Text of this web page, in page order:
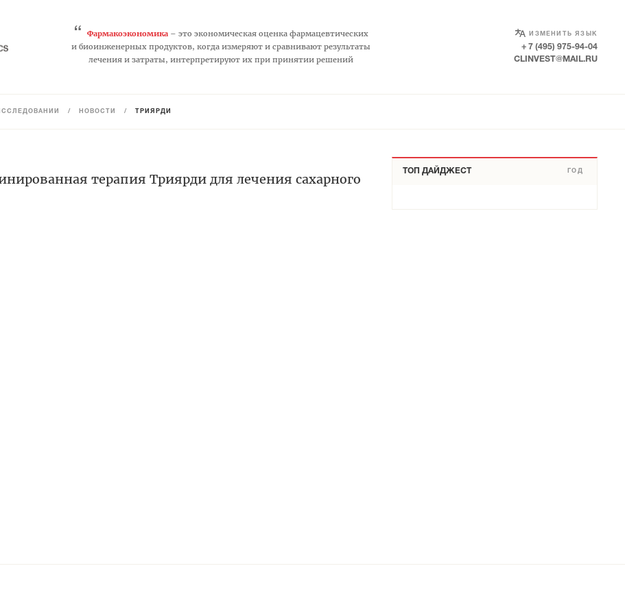
“ Фармакоэкономика– это экономическая оценка фармацевтических
и биоинженерных продуктов, когда измеряют и сравнивают результаты
лечения и затраты, интерпретируют их при принятии решений
ИЗМЕНИТЬ ЯЗЫК
SELECT LANGUAGE
+ 7 (495) 975-94-04
CLINVEST@MAIL.RU
/ НОВОСТИ / ТРИЯРДИ
терапия Триярди для лечения сахарного
ТОП ДАЙДЖЕСТ ГОД